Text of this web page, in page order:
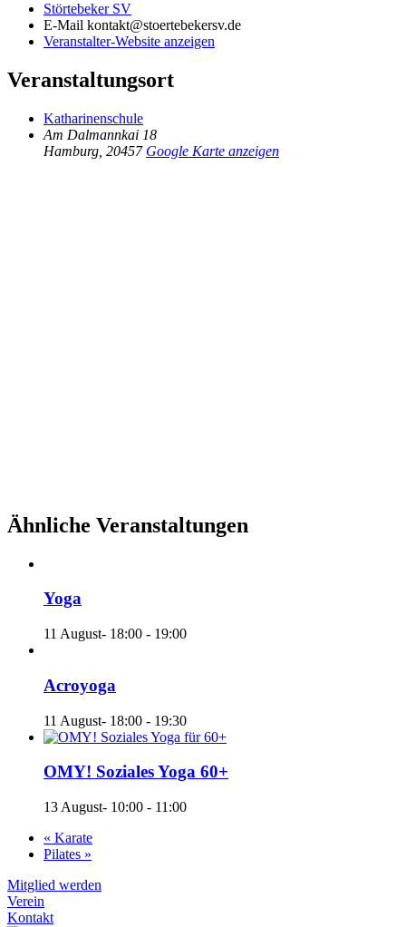
Störtebeker SV
E-Mail kontakt@stoertebekersv.de
Veranstalter-Website anzeigen
Veranstaltungsort
Katharinenschule
Am Dalmannkai 18
Hamburg 20457 Google Karte anzeigen
Ähnliche Veranstaltungen
Yoga
11 August- 18:00 - 19:00
Acroyoga
11 August- 18:00 - 19:30
OMY! Soziales Yoga 60+
13 August- 10:00 - 11:00
« Karate
Pilates »
Mitglied werden
Verein
Kontakt